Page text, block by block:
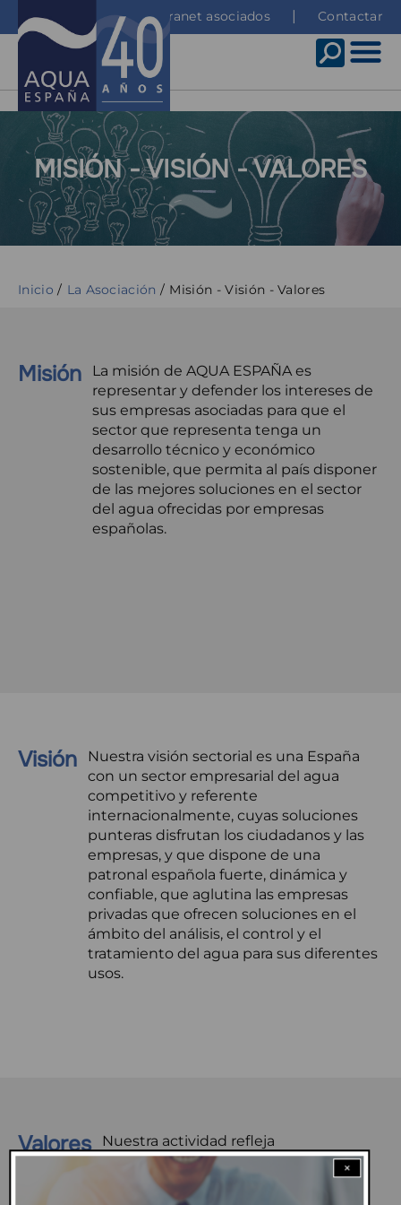
contenido
Top
menu
Intranet asociados Contactar
MISIÓN - VISIÓN - VALORES
Subtítulo
Sobrescribir
ayuda
navegación
Inicio La Asociación Misión - Visión - Valores
Misión
La misión de AQUA ESPAÑA es
representar y defender los intereses de
sus empresas asociadas para que el
sector que representa tenga un
desarrollo técnico y económico
sostenible, que permita al país disponer
de las mejores soluciones en el sector
del agua ofrecidas por empresas
españolas.
Visión
Nuestra visión sectorial es una España
con un sector empresarial del agua
competitivo y referente
internacionalmente, cuyas soluciones
punteras disfrutan los ciudadanos y las
empresas, y que dispone de una
patronal española fuerte, dinámica y
confiable, que aglutina las empresas
privadas que ofrecen soluciones en el
ámbito del análisis, el control y el
tratamiento del agua para sus diferentes
usos.
Valores
Nuestra actividad refleja
indiscutiblemente la Profesionalidad
en nuestra actividad, la Lealtad a la
entidad, el Compromiso colaborativo
×